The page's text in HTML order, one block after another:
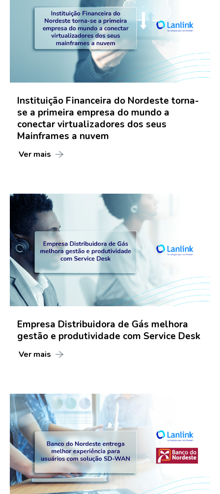
Instituição Financeira do Nordeste torna-
se a primeira empresa do mundo a
conectar virtualizadores dos seus
Mainframes a nuvem
Ver mais
Empresa Distribuidora de Gás melhora
gestão e produtividade com Service Desk
Ver mais